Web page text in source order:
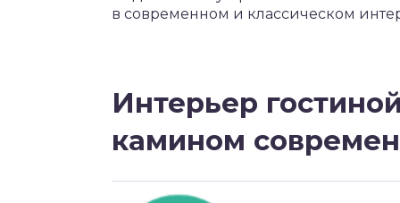
в современном и классическом
Интерьер
камином